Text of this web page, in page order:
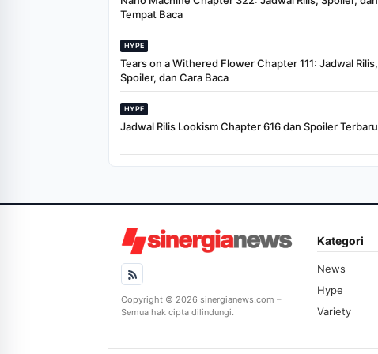
Tempat Baca
HYPE
Tears on a Withered Flower Chapter 111: Jadwal Rilis,
Spoiler, dan Cara Baca
HYPE
Jadwal Rilis Lookism Chapter 616 dan Spoiler Terbaru
Copyright © 2026 sinergianews.com –
Semua hak cipta dilindungi.
Kategori
News
Hype
Variety